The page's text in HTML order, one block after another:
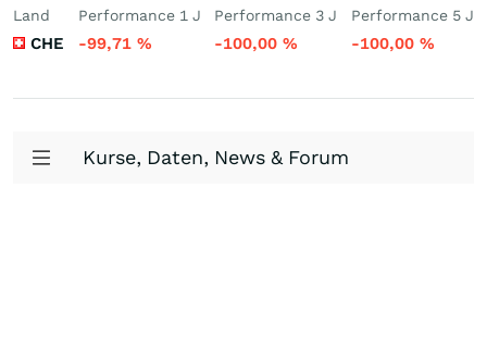
Land
CHE
Performance 1 J
-99,71 %
Performance 3 J
-100,00%
Performance 5 J
-100,00 %
Kurse, Daten, News & Forum